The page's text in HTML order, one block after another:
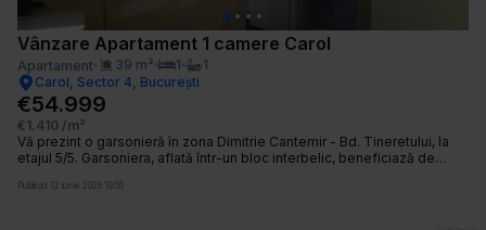
Vânzare Apartament 1 camere Carol
Apartament 39 m² 1
1
Carol, Sector 4, București
€54.999
€1.410 /m²
Vă prezint o garsonieră în zona Dimitrie Cantemir - Bd. Tineretului, la
etajul 5/5. Garsoniera, aflată într-un bloc interbelic, beneficiază de
spre străduța laterală. Instalațiile electrice au fost schimbate. Odată cu
Publicat 12 iunie 2026 19:55